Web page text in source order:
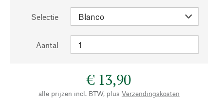
Selectie
Aantal
€ 13,90
alle prijzen incl. BTW, plus Verzendingskosten